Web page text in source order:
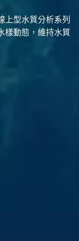
上型水質分析系列
樣動態，維持水質